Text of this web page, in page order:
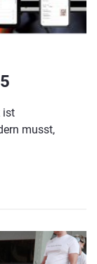
ist
musst,